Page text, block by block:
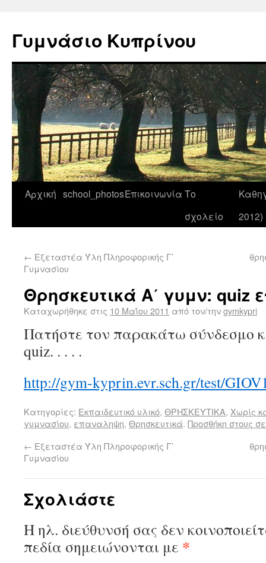
Γυμνάσιο Κυπρίνου
Αρχική school_photosΕπικοινωνία Το
σχολείο
2012)
← Εξεταστέα Ύλη Πληροφορικής Γ’
Γυμνασίου
Θρησκευτικά Α΄ γυμν: quiz
Καταχωρήθηκε στις 10 Μαΐου 2011 από τον/τηνgymkypri
Πατήστε τον παρακάτω σύνδεσμο
quiz. . . . .
http://gym-kyprin.evr.sch.gr/test/
Κατηγορίες: Εκπαιδευτικό υλικό, ΘΡΗΣΚΕΥΤΙΚΑ, Χωρίς
γυμνασίου, επαναληψη, Θρησκευτικά. Προσθήκη στους
← Εξεταστέα Ύλη Πληροφορικής Γ’
Γυμνασίου
Σχολιάστε
Η ηλ. διεύθυνσή σας δεν
πεδία σημειώνονται με *